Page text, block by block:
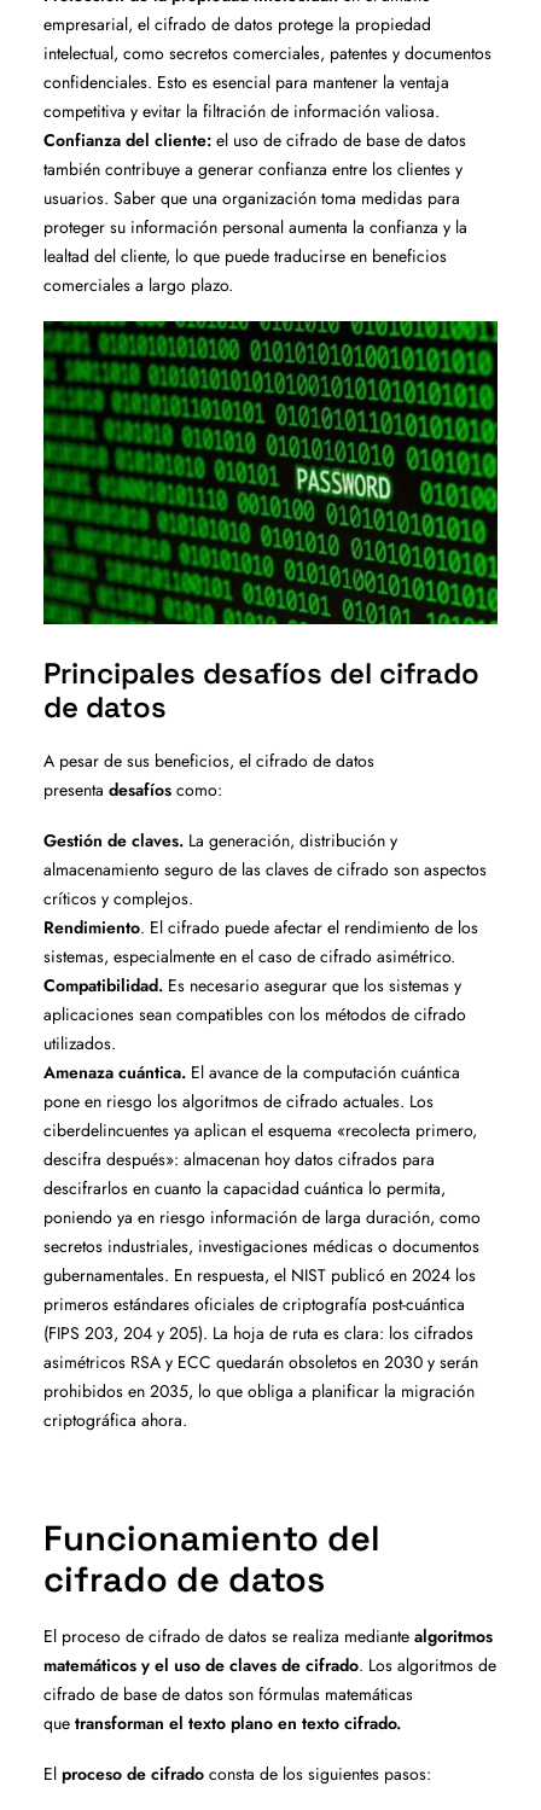
empresarial, el cifrado de datos protege la propiedad
intelectual, como secretos comerciales, patentes y documentos
confidenciales. Esto es esencial para mantener la ventaja
competitiva y evitar la filtración de información valiosa.
Confianza del cliente: el uso de cifrado de base de datos
también contribuye a generar confianza entre los clientes y
usuarios. Saber que una organización toma medidas para
proteger su información personal aumenta la confianza y la
lealtad del cliente, lo que puede traducirse en beneficios
comerciales a largo plazo.
Principales desafíos del cifrado
de datos
A pesar de sus beneficios, el cifrado de datos
presenta desafíos como:
Gestión de claves. La generación, distribución y
almacenamiento seguro de las claves de cifrado son aspectos
críticos y complejos.
Rendimiento. El cifrado puede afectar el rendimiento de los
sistemas, especialmente en el caso de cifrado asimétrico.
Compatibilidad. Es necesario asegurar que los sistemas y
aplicaciones sean compatibles con los métodos de cifrado
utilizados.
Amenaza cuántica. El avance de la computación cuántica
pone en riesgo los algoritmos de cifrado actuales. Los
ciberdelincuentes ya aplican el esquema «recolecta primero,
descifra después»: almacenan hoy datos cifrados para
descifrarlos en cuanto la capacidad cuántica lo permita,
poniendo ya en riesgo información de larga duración, como
secretos industriales, investigaciones médicas o documentos
gubernamentales. En respuesta, el NIST publicó en 2024 los
primeros estándares oficiales de criptografía post-cuántica
(FIPS 203, 204 y 205). La hoja de ruta es clara: los cifrados
asimétricos RSA y ECC quedarán obsoletos en 2030 y serán
prohibidos en 2035, lo que obliga a planificar la migración
criptográfica ahora.
Funcionamiento del
cifrado de datos
El proceso de cifrado de datos se realiza mediante algoritmos
matemáticos y el uso de claves de cifrado. Los algoritmos de
cifrado de base de datos son fórmulas matemáticas
que transforman el texto plano en texto cifrado.
El proceso de cifrado consta de los siguientes pasos: